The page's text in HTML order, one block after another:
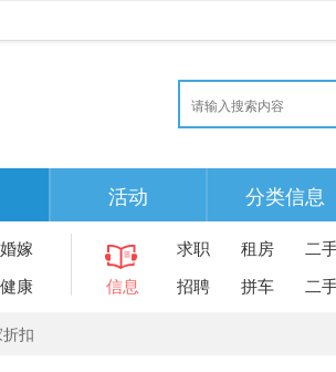
活动 分类信息
婚嫁
健康 信息
求职 租房
二
招聘
拼车 二
扣